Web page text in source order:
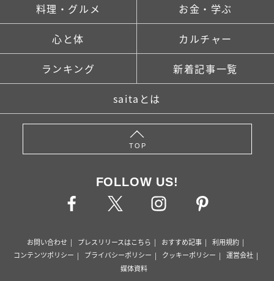
料理・グルメ お金・学ぶ
心と体 カルチャー
ランキング 新着記事一覧
saitaとは
TOP
FOLLOW US!
お問い合わせ プレスリリースはこちら おすすめ記事
利用規約
コンテンツポリシー
プライバシーポリシー クッキーポリシー
運営会社
媒体資料